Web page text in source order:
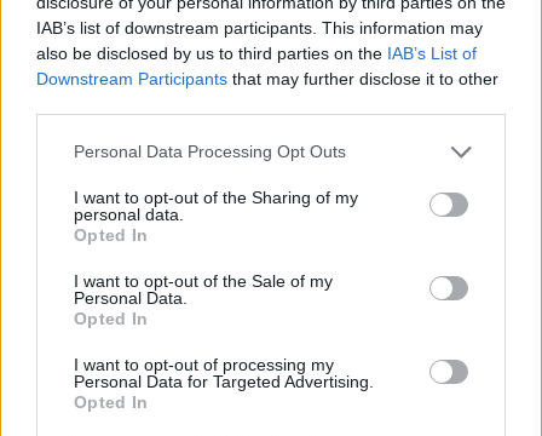
IAB’s list of downstream participants. This information may
also be disclosed by us to third parties on the IAB’s List of
Downstream Participants that may further disclose it to other
Personal Data Processing Opt Outs
I want to opt-out of the Sharing of my
personal data.
Opted In
I want to opt-out of the Sale of my
Personal Data.
Opted In
I want to opt-out of processing my
Personal Data for Targeted Advertising.
Opted In
Ποια τα δικαιολογητικά για τη
χορήγηση βεβαίωσης
Αντιστοιχίας τίτλου σπουδών
Εγκύκλιος με οδηγίες προς τις Διευθύνσεις